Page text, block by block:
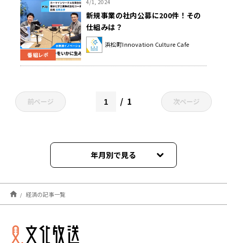
番組レポ
4/1, 2024
新規事業の社内公募に200件！その
仕組みは？
浜松町Innovation Culture Cafe
前ページ 1 次ページ
年月別で見る
2026年08月
2026年07月
2026年06月
経済の記事一覧